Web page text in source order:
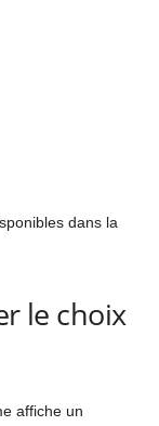
dans la
le choix
affiche un